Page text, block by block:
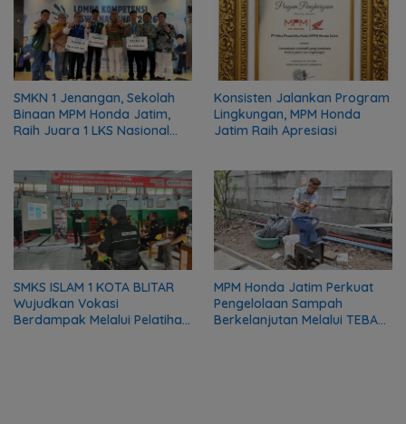
SMKN 1 Jenangan, Sekolah
Binaan MPM Honda Jatim,
Raih Juara 1 LKS Nasional
Konsisten Jalankan Program
Lingkungan, MPM Honda
Jatim Raih Apresiasi
SMKS ISLAM 1 KOTA BLITAR
Wujudkan Vokasi
Berdampak Melalui Pelatihan
MPM Honda Jatim Perkuat
Pengelolaan Sampah
Berkelanjutan Melalui TEBA